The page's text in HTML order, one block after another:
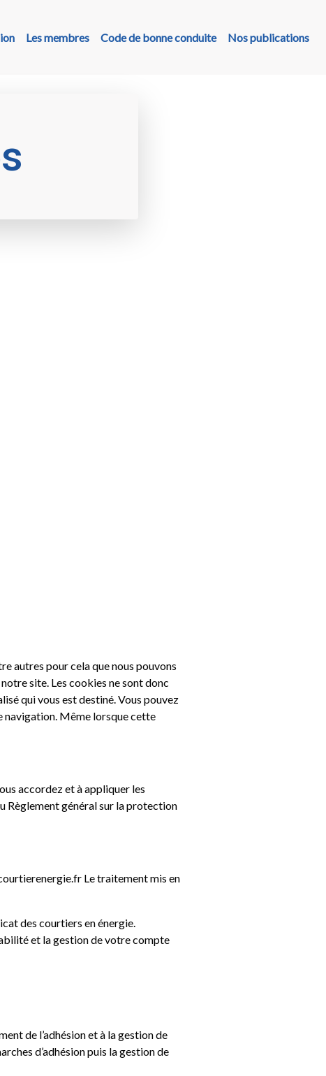
Les membres Code de bonne conduite Nos publications
autres pour cela que nous pouvons
site. Les cookies ne sont donc
qui vous est destiné. Vous pouvez
navigation. Même lorsque cette
accordez et à appliquer les
Règlement général sur la protection
Le traitement mis en
des courtiers en énergie.
et la gestion de votre compte
de l’adhésion et à la gestion de
d’adhésion puis la gestion de